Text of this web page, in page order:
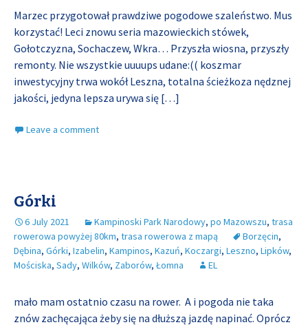
Marzec przygotował prawdziwe pogodowe szaleństwo. Mus
korzystać! Leci znowu seria mazowieckich stówek,
Gołotczyzna, Sochaczew, Wkra… Przyszła wiosna, przyszły
remonty. Nie wszystkie uuuups udane:(( koszmar
inwestycyjny trwa wokół Leszna, totalna ścieżkoza nędznej
jakości, jedyna lepsza urywa się […]
Leave a comment
Górki
6 July 2021 Kampinoski Park Narodowy, po Mazowszu, trasa
rowerowa powyżej 80km, trasa rowerowa z mapą Borzęcin,
Dębina, Górki, Izabelin, Kampinos, Kazuń, Koczargi, Leszno, Lipków,
Mościska, Sady, Wilków, Zaborów, Łomna EL
mało mam ostatnio czasu na rower. A i pogoda nie taka
znów zachęcająca żeby się na dłuższą jazdę napinać. Oprócz